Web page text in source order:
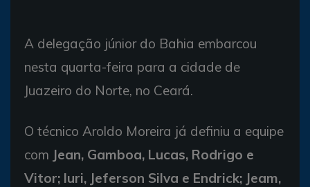
A delegação júnior do Bahia embarcou
nesta quarta-feira para a cidade de
Juazeiro do Norte, no Ceará.
O técnico Aroldo Moreira já definiu a equipe
com Jean, Gamboa, Lucas, Rodrigo e
Vitor; Iuri, Jeferson Silva e Endrick; Jeam,